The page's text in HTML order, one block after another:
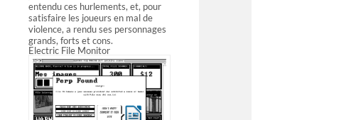
entendu ces hurlements, et, pour
satisfaire les joueurs en mal de
violence, a rendu ses personnages
grands, forts et cons.
Electric File Monitor